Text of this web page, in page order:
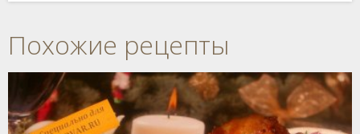
Похожие рецепты